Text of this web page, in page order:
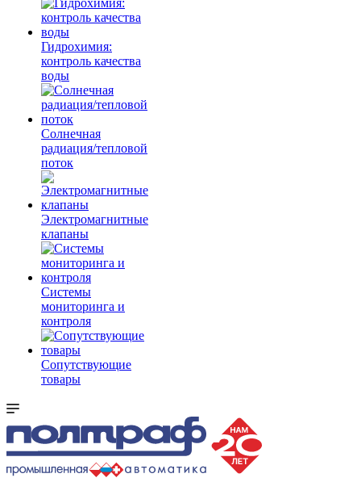
Гидрохимия:
контроль качества
воды
Солнечная
радиация/тепловой
поток
Электромагнитные
клапаны
Системы
мониторинга и
контроля
Сопутствующие
товары